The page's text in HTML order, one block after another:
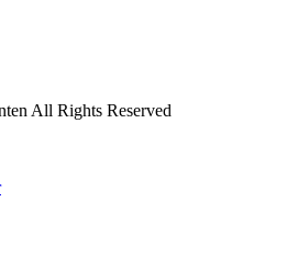
All Rights Reserved